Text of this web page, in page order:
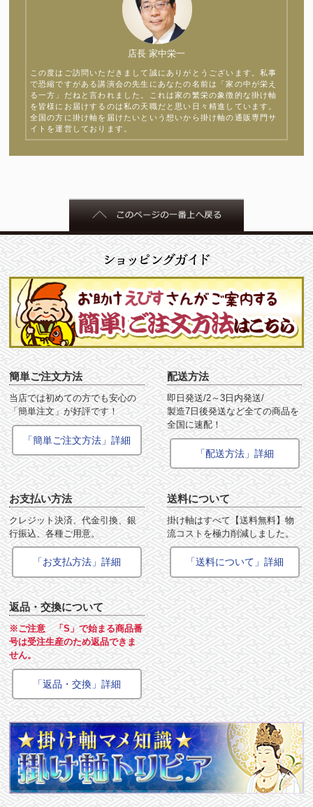
店長 家中栄一
この度はご訪問いただきまして誠にありがとうございます。私事
で恐縮ですがある講演会の先生にあなたの名前は「家の中が栄え
る一方」だねと言われました。これは家の繁栄の象徴的な掛け軸
を皆様にお届けするのは私の天職だと思い日々精進しています。
全国の方に掛け軸を届けたいという想いから掛け軸の通販専門サ
イトを運営しております。
簡単ご注文方法
当店では初めての方でも安心の
「簡単注文」が好評です！
「簡単ご注文方法」詳細
配送方法
即日発送/2～3日内発送/
製造7日後発送など全ての商品を
全国に速配！
「配送方法」詳細
お支払い方法
クレジット決済、代金引換、銀
行振込、各種ご用意。
「お支払方法」詳細
送料について
掛け軸はすべて【送料無料】物
流コストを極力削減しました。
「送料について」詳細
返品・交換について
※ご注意 「S」で始まる商品番
号は受注生産のため返品できま
せん。
「返品・交換」詳細